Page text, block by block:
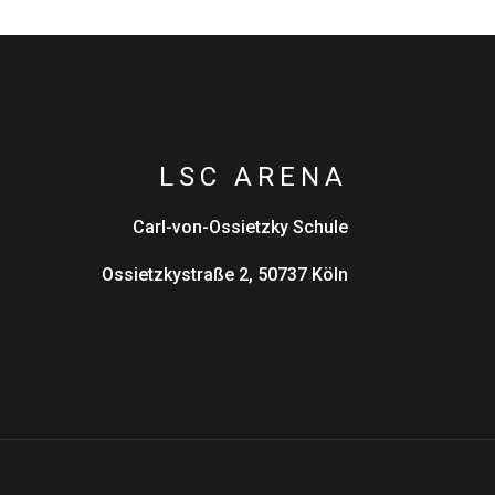
LSC ARENA
Carl-von-Ossietzky Schule
Ossietzkystraße 2, 50737 Köln